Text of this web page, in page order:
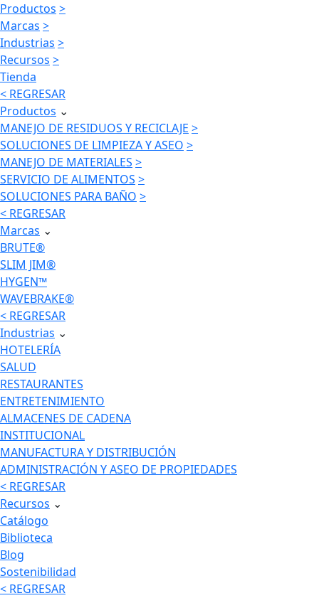
Productos >
Marcas >
Industrias >
Recursos >
Tienda
< REGRESAR
Productos ⌄
MANEJO DE RESIDUOS Y RECICLAJE >
SOLUCIONES DE LIMPIEZA Y ASEO >
MANEJO DE MATERIALES >
SERVICIO DE ALIMENTOS >
SOLUCIONES PARA BAÑO >
< REGRESAR
Marcas ⌄
BRUTE®
SLIM JIM®
HYGEN™
WAVEBRAKE®
< REGRESAR
Industrias ⌄
HOTELERÍA
SALUD
RESTAURANTES
ENTRETENIMIENTO
ALMACENES DE CADENA
INSTITUCIONAL
MANUFACTURA Y DISTRIBUCIÓN
ADMINISTRACIÓN Y ASEO DE PROPIEDADES
< REGRESAR
Recursos ⌄
Catálogo
Biblioteca
Blog
Sostenibilidad
< REGRESAR